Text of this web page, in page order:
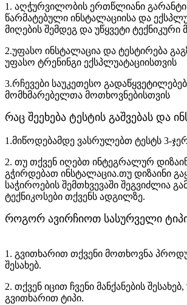
1. აღჭურვილობის ერთწლიანი
წარმატებული ინსტალაციისა და
მიღების შემდეგ და უწყვეტი ტექნიკური
2.უფასო ინსტალაცია და ტესტირება
უფასო ტრენინგი ექსპლუატაციისთვის
3.რჩევები საუკეთესო
მომხმარებელთა მოთხოვნებისთვის
რაც შეეხება ტესტის გაშვებას და
1.მიწოდებამდე ვასრულებთ ტესტს 3-
2. თუ თქვენ იღებთ ინტეგრალურ
გჭირდებათ ინსტალაცია.თუ დიზაინი
საჭიროების შემთხვევაში შეგვიძლია
ტექნიკოსები თქვენს ადგილზე.
როგორ ავირჩიოთ სასურველი
1. გვითხარით თქვენი მოთხოვნა
შესახებ.
2. თქვენ იცით ჩვენი მანქანების
გვითხარით ტიპი.